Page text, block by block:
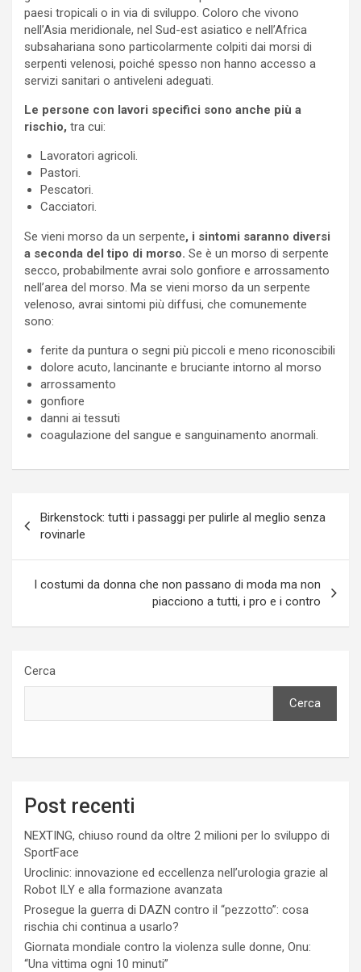
paesi tropicali o in via di sviluppo. Coloro che vivono
nell’Asia meridionale, nel Sud-est asiatico e nell’Africa
subsahariana sono particolarmente colpiti dai morsi di
serpenti velenosi, poiché spesso non hanno accesso a
servizi sanitari o antiveleni adeguati.
Le persone con lavori specifici sono anche più a
rischio, tra cui:
Lavoratori agricoli.
Pastori.
Pescatori.
Cacciatori.
Se vieni morso da un serpente, i sintomi saranno diversi
a seconda del tipo di morso. Se è un morso di serpente
secco, probabilmente avrai solo gonfiore e arrossamento
nell’area del morso. Ma se vieni morso da un serpente
velenoso, avrai sintomi più diffusi, che comunemente
sono:
ferite da puntura o segni più piccoli e meno riconoscibili
dolore acuto, lancinante e bruciante intorno al morso
arrossamento
gonfiore
danni ai tessuti
coagulazione del sangue e sanguinamento anormali.
articoli
Birkenstock: tutti i passaggi per pulirle al meglio senza
rovinarle
I costumi da donna che non passano di moda ma non
piacciono a tutti, i pro e i contro
Cerca
Cerca
Post recenti
NEXTING, chiuso round da oltre 2 milioni per lo sviluppo di
SportFace
Uroclinic: innovazione ed eccellenza nell’urologia grazie al
Robot ILY e alla formazione avanzata
Prosegue la guerra di DAZN contro il “pezzotto”: cosa
rischia chi continua a usarlo?
Giornata mondiale contro la violenza sulle donne, Onu:
“Una vittima ogni 10 minuti”